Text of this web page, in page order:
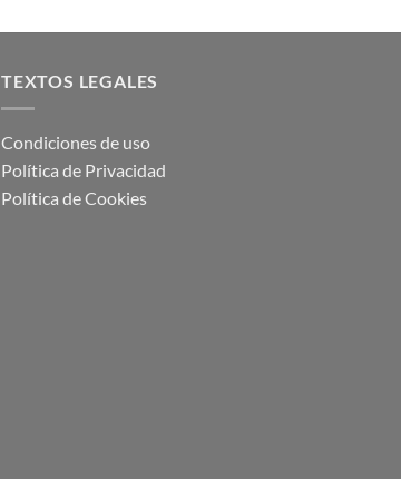
TEXTOS LEGALES
Condiciones de uso
Política de Privacidad
Política de Cookies